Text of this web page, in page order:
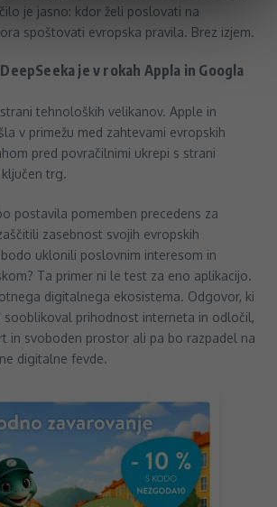
je jasno: kdor želi poslovati na
spoštovati evropska pravila. Brez izjem.
je v rokah Appla in Googla
tehnoloških velikanov. Apple in
v primežu med zahtevami evropskih
pred povračilnimi ukrepi s strani
ključen trg.
postavila pomemben precedens za
zasebnost svojih evropskih
uklonili poslovnim interesom in
Ta primer ni le test za eno aplikacijo.
digitalnega ekosistema. Odgovor, ki
sooblikoval prihodnost interneta in odločil,
in svoboden prostor ali pa bo razpadel na
digitalne fevde.